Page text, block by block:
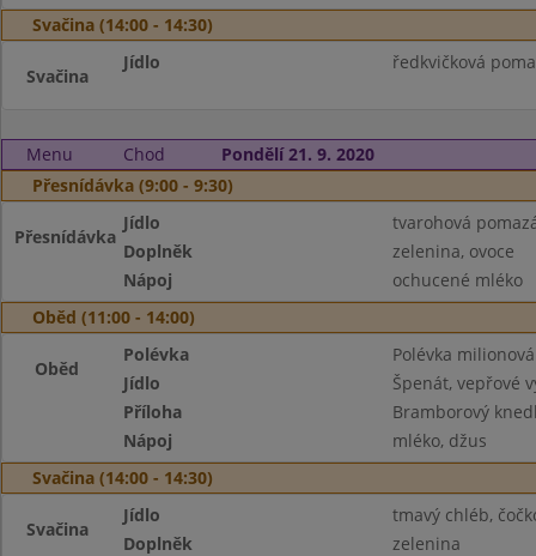
Svačina (14:00 - 14:30)
Svačina
Jídlo ředkvičková
Menu Chod
Pondělí 21. 9. 2020
Přesnídávka (9:00 - 9:30)
Přesnídávka
Jídlo
tvarohová
Doplněk
zelenina, ovoce
Nápoj
ochucené mléko
Oběd (11:00 - 14:00)
Oběd
Polévka
Polévka milionová
Jídlo
Špenát, vepřové
Příloha
Bramborový
Nápoj
mléko, džus
Svačina (14:00 - 14:30)
Svačina
Jídlo
tmavý chléb,
Doplněk
zelenina